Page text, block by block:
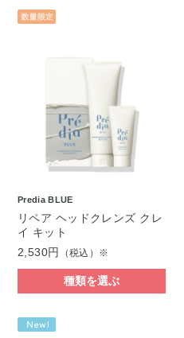
Predia BLUE
リペア ヘッドクレンズ クレ
イ キット
2,530円
（税込）※
種類を選ぶ